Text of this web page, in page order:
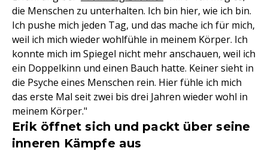
die Menschen zu unterhalten. Ich bin hier, wie ich bin.
Ich pushe mich jeden Tag, und das mache ich für mich,
weil ich mich wieder wohlfühle in meinem Körper. Ich
konnte mich im Spiegel nicht mehr anschauen, weil ich
ein Doppelkinn und einen Bauch hatte. Keiner sieht in
die Psyche eines Menschen rein. Hier fühle ich mich
das erste Mal seit zwei bis drei Jahren wieder wohl in
meinem Körper."
Erik öffnet sich und packt über seine
inneren Kämpfe aus